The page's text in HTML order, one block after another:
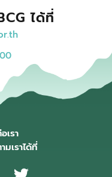
ได้ที่
เรา
มเราได้ที่